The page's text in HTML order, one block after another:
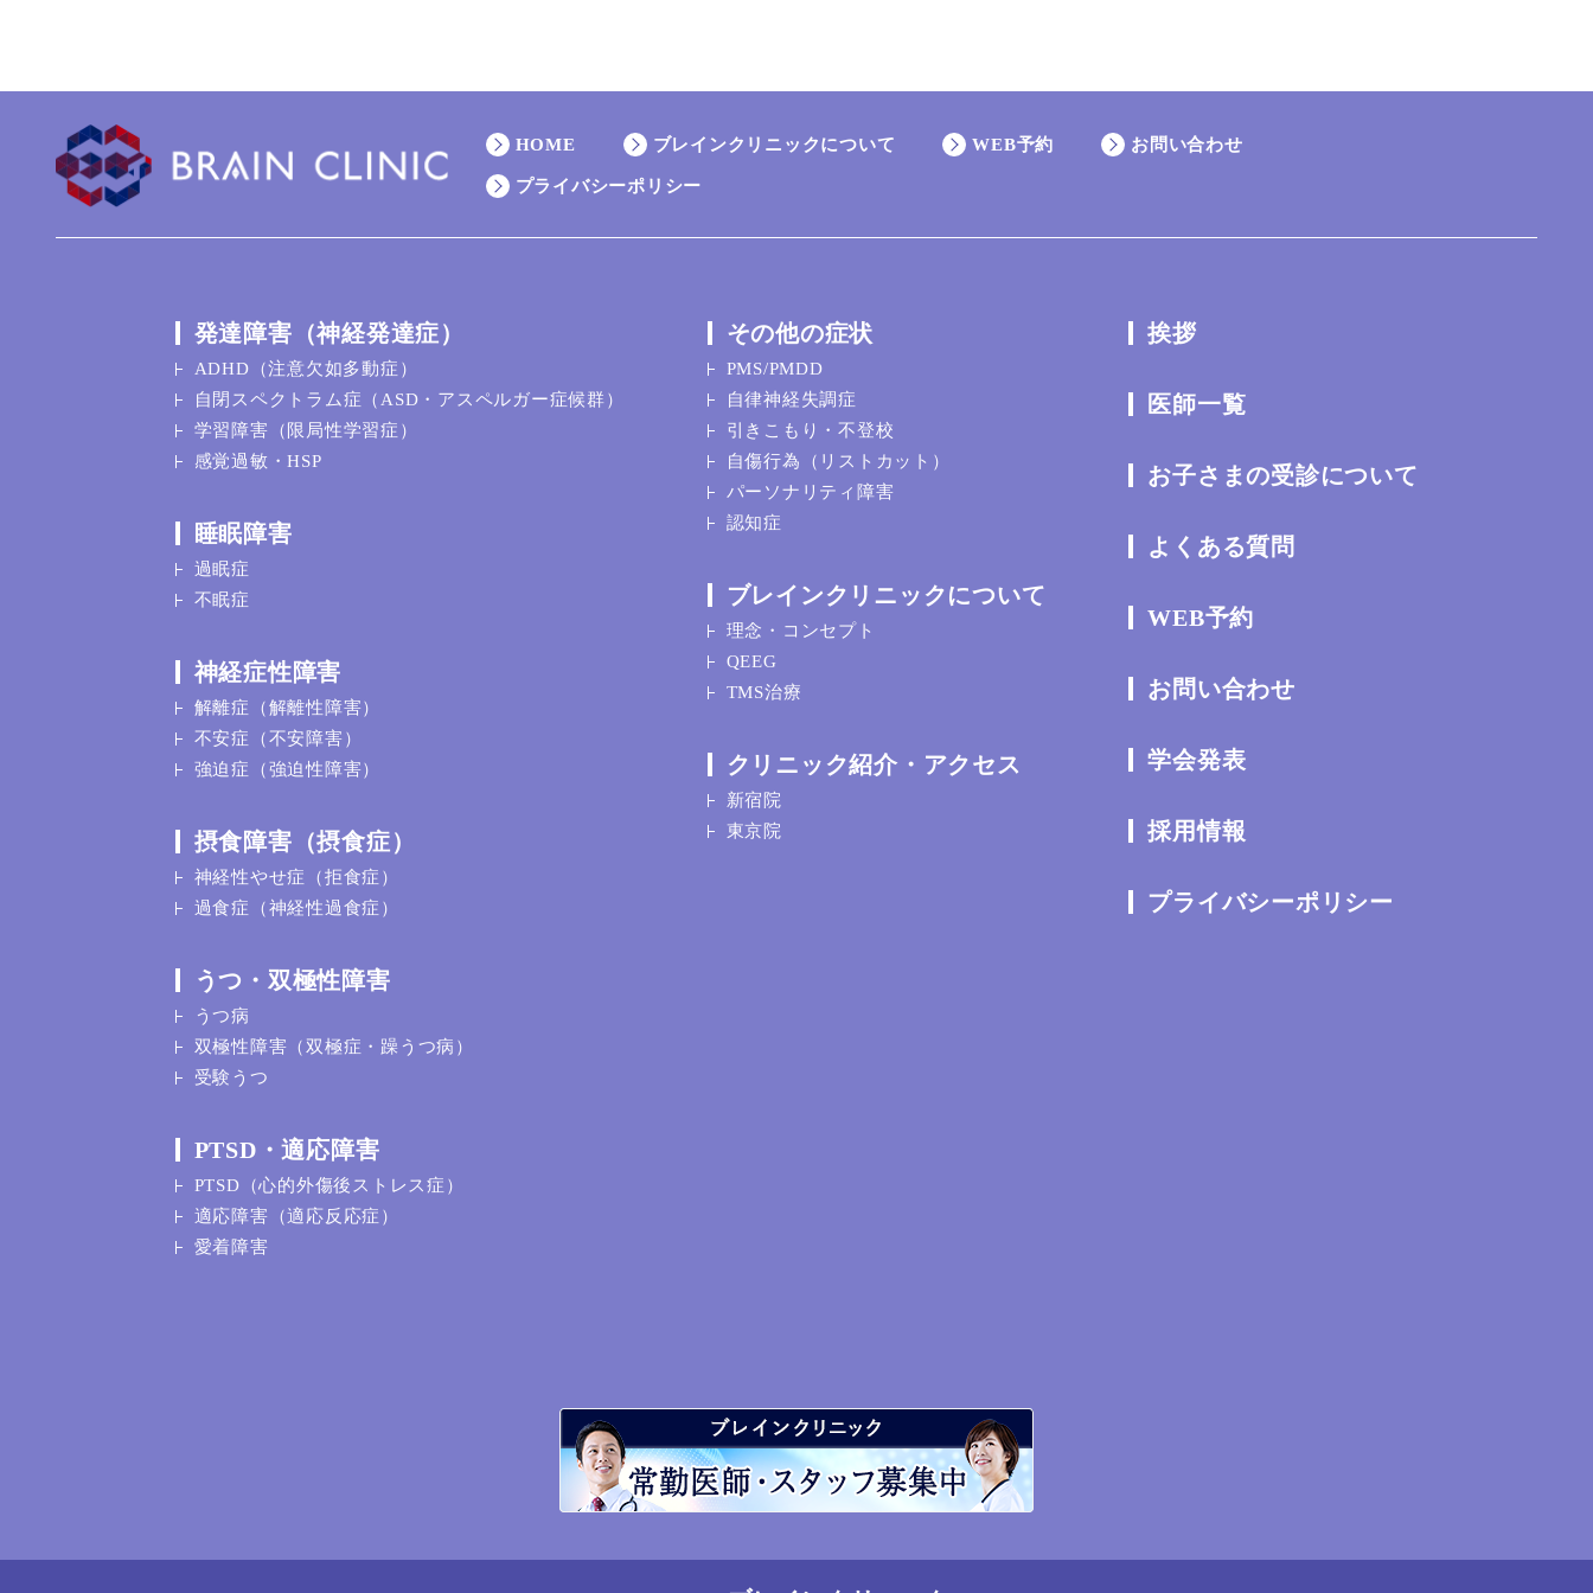
HOME ブレインクリニックについて WEB予約 お問い合わせ
プライバシーポリシー
発達障害（神経発達症）
ADHD（注意欠如多動症）
自閉スペクトラム症（ASD・アスペルガー症候群）
学習障害（限局性学習症）
感覚過敏・HSP
睡眠障害
過眠症
不眠症
神経症性障害
解離症（解離性障害）
不安症（不安障害）
強迫症（強迫性障害）
摂食障害（摂食症）
神経性やせ症（拒食症）
過食症（神経性過食症）
うつ・双極性障害
うつ病
双極性障害（双極症・躁うつ病）
受験うつ
PTSD・適応障害
PTSD（心的外傷後ストレス症）
適応障害（適応反応症）
愛着障害
その他の症状
PMS/PMDD
自律神経失調症
引きこもり・不登校
自傷行為（リストカット）
パーソナリティ障害
認知症
ブレインクリニックについて
理念・コンセプト
QEEG
TMS治療
クリニック紹介・アクセス
新宿院
東京院
挨拶
医師一覧
お子さまの受診について
よくある質問
WEB予約
お問い合わせ
学会発表
採用情報
プライバシーポリシー